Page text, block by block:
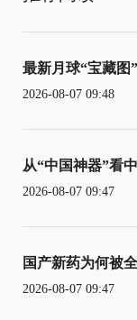
最新月球“宝藏图
2026-08-07 09:48
从“中国神器”看
2026-08-07 09:47
国产新药为何被
2026-08-07 09:47